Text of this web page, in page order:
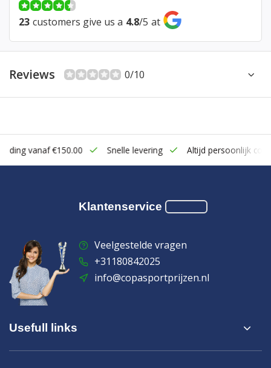
23 customers give us a 4.8/5 at
Reviews 0/10
vanaf €150.00 Snelle levering Altijd persoonlijk
Klantenservice
Veelgestelde vragen
+31180842025
info@copasportprijzen.nl
Usefull links